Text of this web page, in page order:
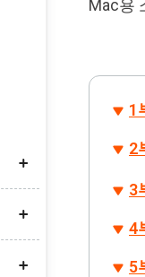
Mac용
1
2
3
4
5